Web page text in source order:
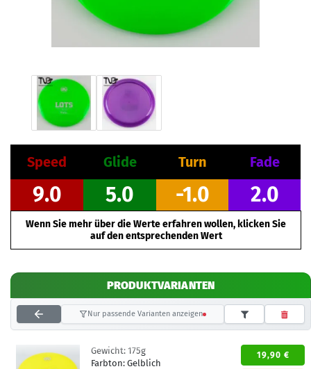
Speed Glide Turn Fade
9.0 5.0 -1.0 2.0
Wenn Sie mehr über die Werte erfahren wollen, klicken Sie
auf den entsprechenden Wert
PRODUKTVARIANTEN
Nur passende Varianten anzeigen
Gewicht: 175g
Farbton: Gelblich
19,90 €